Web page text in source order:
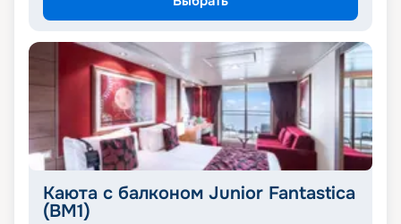
Каюта с балконом Junior Fantastica
(BM1)